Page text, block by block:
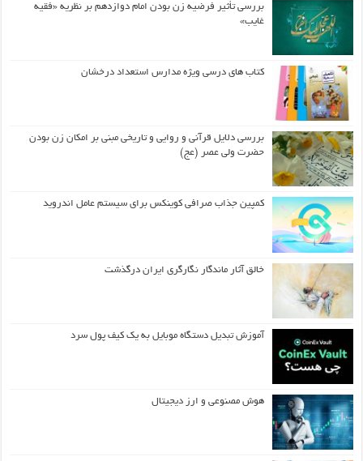
بررسی تأثیر فرضیه زن بودن امام دوازدهم بر نظریه «فقیه
غایب»
کتاب های درسی ویژه مدارس استعداد درخشان
بررسی دلایل قرآنی و روایی و تاریخی مبنی بر امکان زن بودن
حضرت ولی عصر (عج)
کمپین جذاب صرافی کوینکس برای سیستم عامل اندروید
خالق آثار ماندگار نگارگری ایران درگذشت
آموزش تبدیل دستگاه موبایل به یک کیف‌ پول سرد
هوش مصنوعی و ارز دیجیتال